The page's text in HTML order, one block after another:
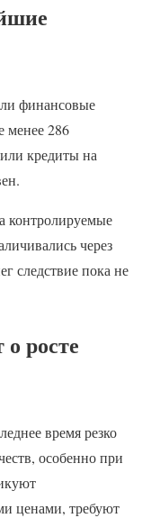
финансовые
менее 286
кредиты на
контролируемые
через
следствие пока не
росте
время резко
особенно при
ценами, требуют